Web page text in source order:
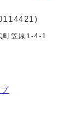
町笠原1-4-1